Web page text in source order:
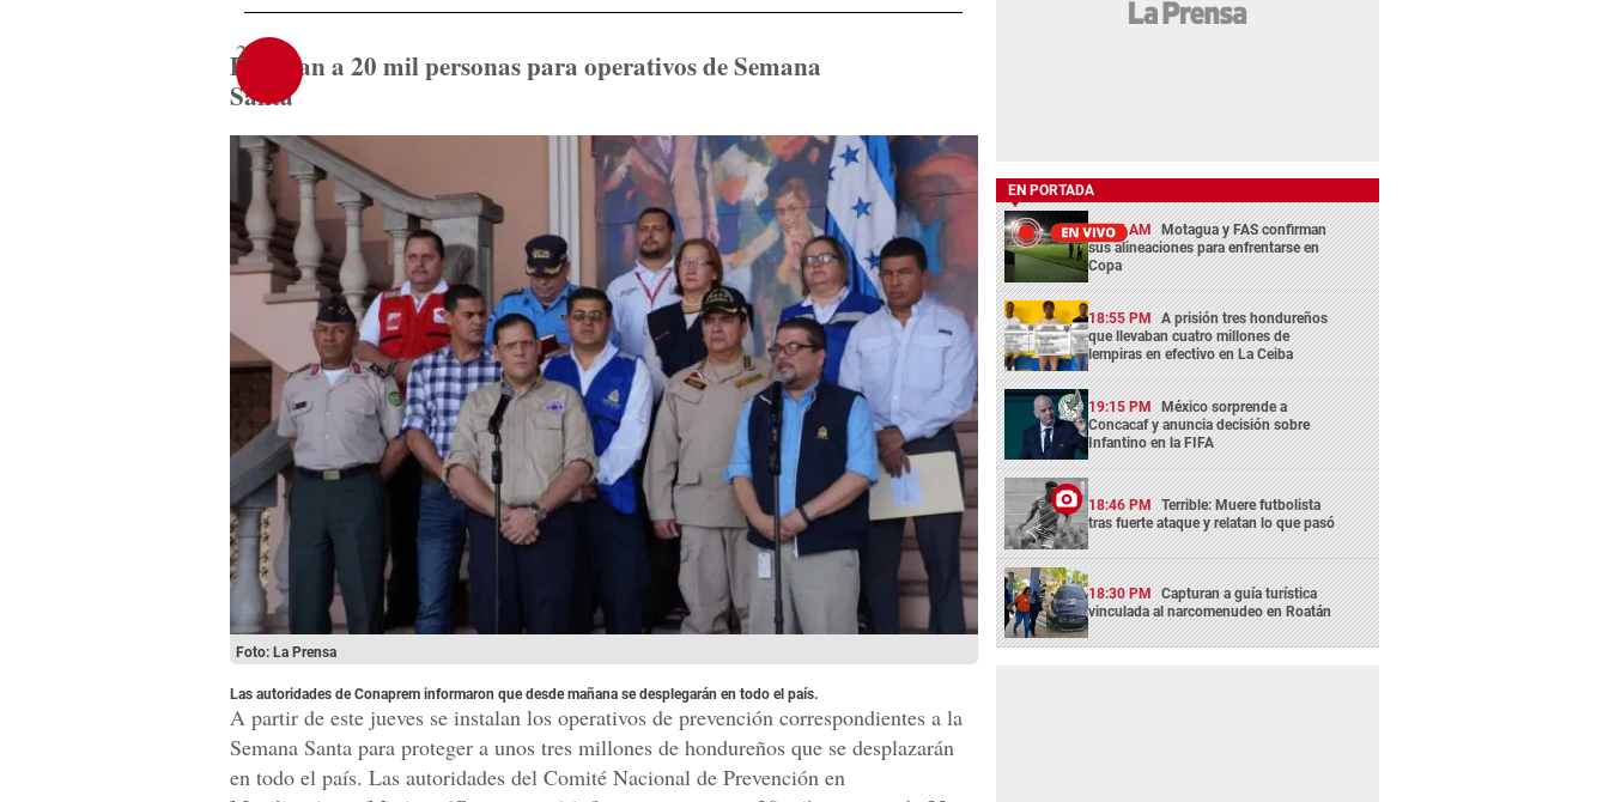
2
Destinan a 20 mil personas para operativos de Semana
Santa
Foto: La Prensa
Las autoridades de Conaprem informaron que desde mañana se desplegarán en todo el país.
A partir de este jueves se instalan los operativos de prevención correspondientes a la
Semana Santa para proteger a unos tres millones de hondureños que se desplazarán
en todo el país. Las autoridades del Comité Nacional de Prevención en
EN PORTADA
11:45 AM Motagua y FAS confirman
sus alineaciones para enfrentarse en
Copa
18:55 PM A prisión tres hondureños
que llevaban cuatro millones de
lempiras en efectivo en La Ceiba
19:15 PM México sorprende a
Concacaf y anuncia decisión sobre
Infantino en la FIFA
18:46 PM Terrible: Muere futbolista
tras fuerte ataque y relatan lo que pasó
18:30 PM Capturan a guía turística
vinculada al narcomenudeo en Roatán